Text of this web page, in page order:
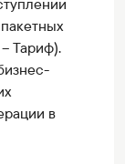
Тариф).
в